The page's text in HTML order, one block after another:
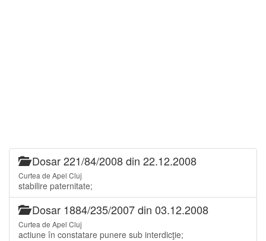
Dosar 221/84/2008 din 22.12.2008
Curtea de Apel Cluj
stabilire paternitate;
Dosar 1884/235/2007 din 03.12.2008
Curtea de Apel Cluj
actiune în constatare punere sub interdicţie;